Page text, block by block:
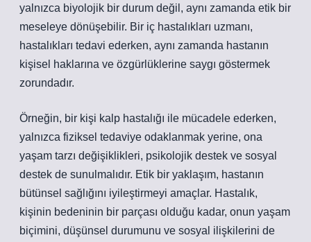
yalnızca biyolojik bir durum değil, aynı zamanda etik bir
meseleye dönüşebilir. Bir iç hastalıkları uzmanı,
hastalıkları tedavi ederken, aynı zamanda hastanın
kişisel haklarına ve özgürlüklerine saygı göstermek
zorundadır.
Örneğin, bir kişi kalp hastalığı ile mücadele ederken,
yalnızca fiziksel tedaviye odaklanmak yerine, ona
yaşam tarzı değişiklikleri, psikolojik destek ve sosyal
destek de sunulmalıdır. Etik bir yaklaşım, hastanın
bütünsel sağlığını iyileştirmeyi amaçlar. Hastalık,
kişinin bedeninin bir parçası olduğu kadar, onun yaşam
biçimini, düşünsel durumunu ve sosyal ilişkilerini de